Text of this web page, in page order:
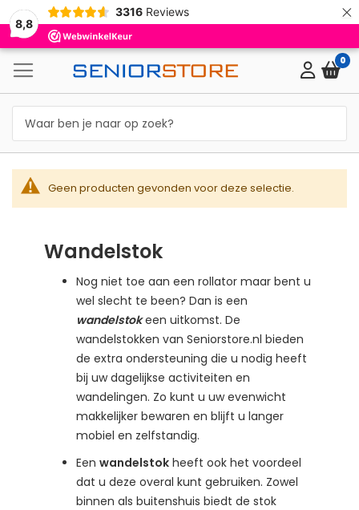
8,8
3316 Reviews ×
0
Geen producten gevonden voor deze selectie.
Wandelstok
Nog niet toe aan een rollator maar bent u
wel slecht te been? Dan is een
wandelstokeen uitkomst. De
wandelstokken van Seniorstore.nl bieden
de extra ondersteuning die u nodig heeft
bij uw dagelijkse activiteiten en
wandelingen. Zo kunt u uw evenwicht
makkelijker bewaren en blijft u langer
mobiel en zelfstandig.
Een wandelstok heeft ook het voordeel
dat u deze overal kunt gebruiken. Zowel
binnen als buitenshuis biedt de stok